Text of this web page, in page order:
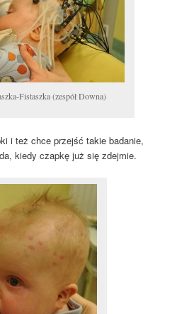
Fistaszka (zespół Downa)
i też chce przejść takie badanie,
kiedy czapkę już się zdejmie.